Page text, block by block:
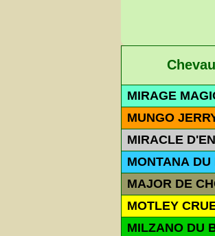
MIRAGE
MUNGO
MIRACLE
MONTANA DU
MAJOR DE
MOTLEY
MILZANO DU